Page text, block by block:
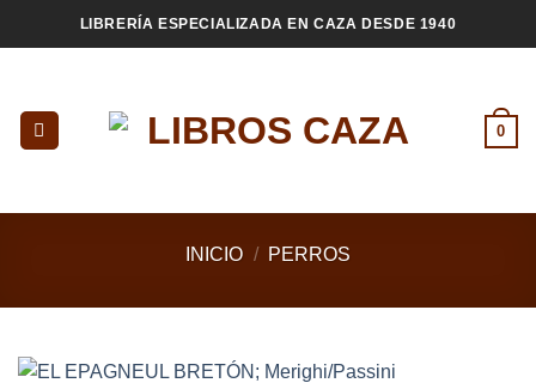
al
LIBRERÍA ESPECIALIZADA EN CAZA DESDE 1940
0
INICIO / PERROS